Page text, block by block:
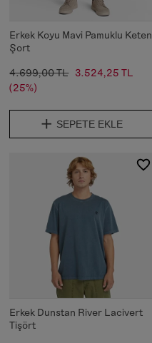
Erkek Koyu Mavi Pamuklu Keten
Şort
4.699,00 TL 3.524,25 TL
(25%)
SEPETE EKLE
Erkek Dunstan River Lacivert
Tişört